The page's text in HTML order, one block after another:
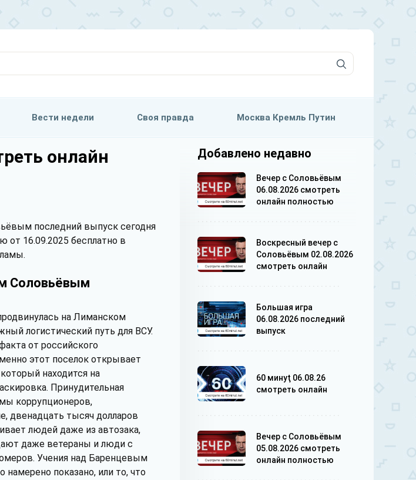
Вести недели Своя правда Москва Кремль Путин
онлайн
последний выпуск сегодня
от 16.09.2025 бесплатно в
Соловьёвым
на Лиманском
логистический путь для ВСУ.
от российского
этот поселок открывает
находится на
Принудительная
коррупционеров,
двенадцать тысяч долларов
людей даже из автозака,
даже ветераны и люди с
Учения над Баренцевым
показано, или то, что
Добавлено недавно
Вечер с Соловьёвым
06.08.2026 смотреть
онлайн полностью
Воскресный вечер с
Соловьёвым 02.08.2026
смотреть онлайн
Большая игра
06.08.2026 последний
выпуск
60 минуţ 06.08.26
смотреть онлайн
Вечер с Соловьёвым
05.08.2026 смотреть
онлайн полностью